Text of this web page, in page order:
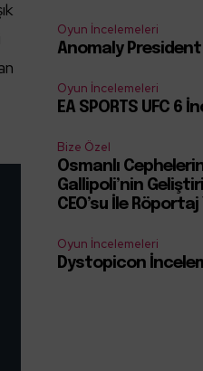
Oyun İncelemeleri
Anomaly President
Oyun İncelemeleri
EA SPORTS UFC 6
Bize Özel
Osmanlı
Gallipoli’nin
CEO’su İle Röportaj
Oyun İncelemeleri
Dystopicon